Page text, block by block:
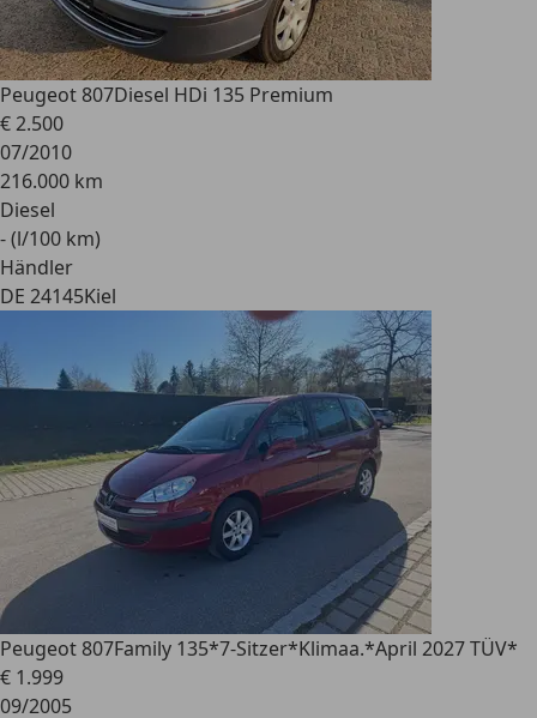
Peugeot 807Diesel HDi 135 Premium
€ 2.500
07/2010
216.000 km
Diesel
- (l/100 km)
Händler
DE 24145Kiel
Peugeot 807Family 135*7-Sitzer*Klimaa.*April 2027 TÜV*
€ 1.999
09/2005